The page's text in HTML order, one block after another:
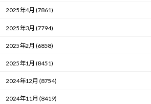
2025年4月 (7861)
2025年3月 (7794)
2025年2月 (6858)
2025年1月 (8451)
2024年12月 (8754)
2024年11月 (8419)